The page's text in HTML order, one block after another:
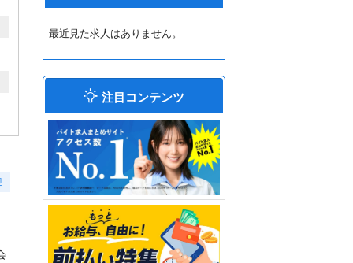
最近見た求人はありません。
注目コンテンツ